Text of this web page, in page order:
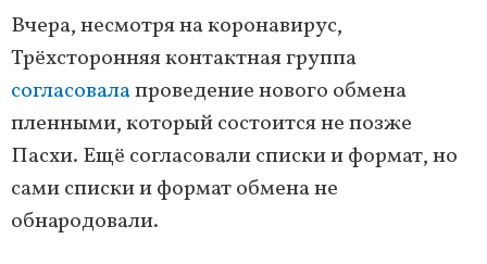
Вчера, несмотря на коронавирус,
Трёхсторонняя контактная группа
согласовалапроведение нового обмена
пленными, который состоится не позже
Пасхи. Ещё согласовали списки и формат, но
сами списки и формат обмена не
обнародовали.